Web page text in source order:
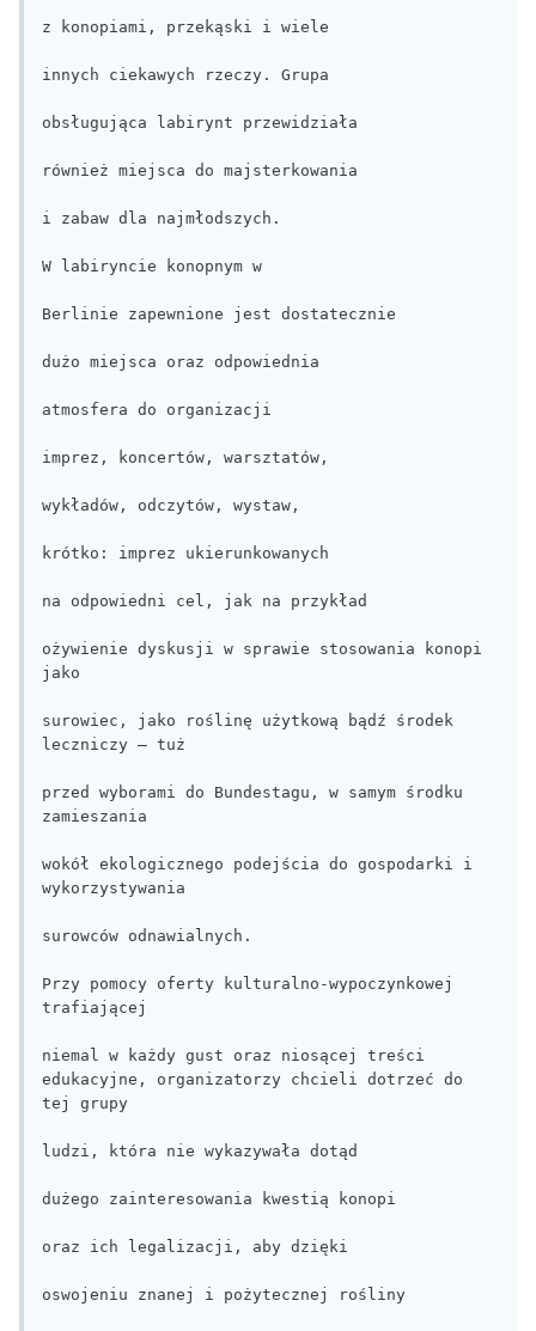
z konopiami, przekąski i wiele
innych ciekawych rzeczy. Grupa
obsługująca labirynt przewidziała
również miejsca do majsterkowania
i zabaw dla najmłodszych.
W labiryncie konopnym w
Berlinie zapewnione jest dostatecznie
dużo miejsca oraz odpowiednia
atmosfera do organizacji
imprez, koncertów, warsztatów,
wykładów, odczytów, wystaw,
krótko: imprez ukierunkowanych
na odpowiedni cel, jak na przykład
ożywienie dyskusji w sprawie stosowania konopi
jako
surowiec, jako roślinę użytkową bądź środek
leczniczy – tuż
przed wyborami do Bundestagu, w samym środku
zamieszania
wokół ekologicznego podejścia do gospodarki i
wykorzystywania
surowców odnawialnych.
Przy pomocy oferty kulturalno-wypoczynkowej
trafiającej
niemal w każdy gust oraz niosącej treści
edukacyjne, organizatorzy chcieli dotrzeć do
tej grupy
ludzi, która nie wykazywała dotąd
dużego zainteresowania kwestią konopi
oraz ich legalizacji, aby dzięki
oswojeniu znanej i pożytecznej rośliny